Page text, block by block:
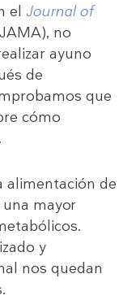
el Journal of
no
ayuno
de
que
cómo
alimentación de
mayor
y
nos quedan